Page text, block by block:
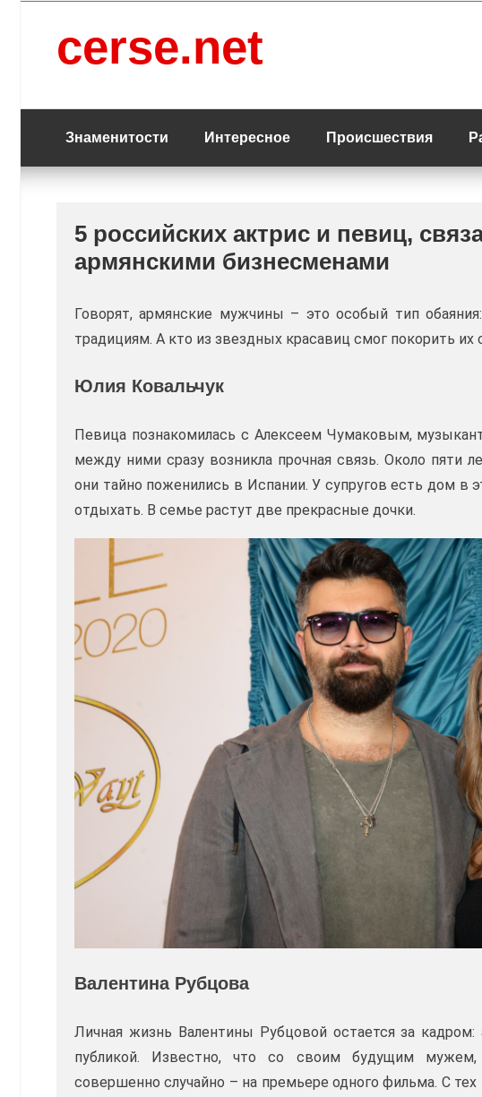
содержанию
cerse.net
Знаменитости Интересное Происшествия
5 российских актрис и певиц,
армянскими бизнесменами
Говорят, армянские мужчины – это особый тип
традициям. А кто из звездных красавиц смог покорить их
Юлия Ковальчук
Певица познакомилась с Алексеем Чумаковым,
между ними сразу возникла прочная связь. Около пяти
они тайно поженились в Испании. У супругов есть дом в
отдыхать. В семье растут две прекрасные дочки.
Валентина Рубцова
Личная жизнь Валентины Рубцовой остается за
публикой. Известно, что со своим будущим мужем,
совершенно случайно – на премьере одного фильма. С